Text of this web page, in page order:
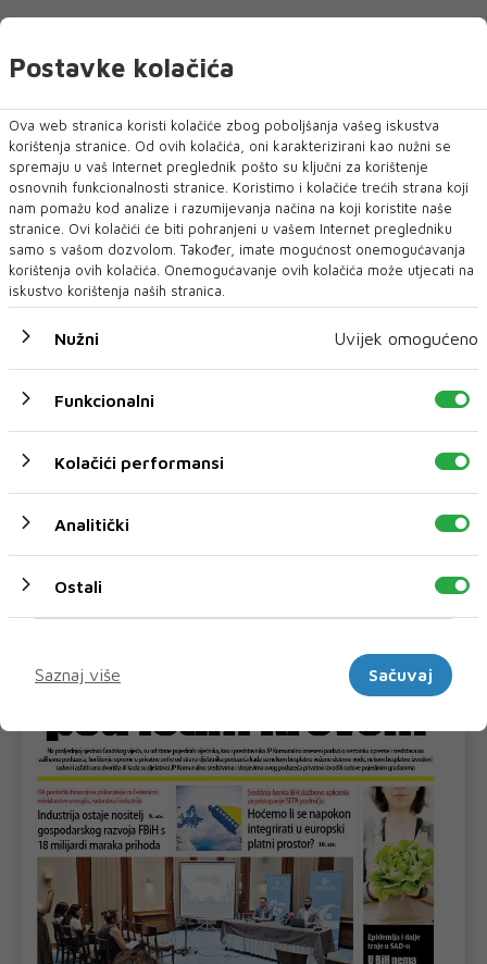
NAJNOVIJE NAJČITANIJE
NEUM UNDERWATER FILM FESTIVAL 2026.
DONOSI TRI DANA FILMA, UMJETNOSTI I
FILM POSTER AWARD“
Neum će 27., 28. i 29. kolovoza 2026. godine ponovno postati
Postavke kolačića
Ova web stranica koristi kolačiće zbog poboljšanja vašeg iskustva
korištenja stranice. Od ovih kolačića, oni karakterizirani kao nužni se
spremaju u vaš Internet preglednik pošto su ključni za korištenje
osnovnih funkcionalnosti stranice. Koristimo i kolačiće trećih strana koji
nam pomažu kod analize i razumijevanja načina na koji koristite naše
stranice. Ovi kolačići će biti pohranjeni u vašem Internet pregledniku
samo s vašom dozvolom. Također, imate mogućnost onemogućavanja
korištenja ovih kolačića. Onemogućavanje ovih kolačića može utjecati na
iskustvo korištenja naših stranica.
Nužni Uvijek omogućeno
Funkcionalni
Kolačići performansi
Analitički
Ostali
Saznaj više
Sačuvaj